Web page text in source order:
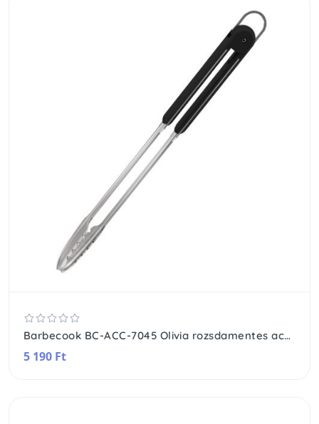
Barbecook BC-ACC-7045 Olivia rozsdamentes acél univerzális fogó fekete, 42cm
5 190 Ft